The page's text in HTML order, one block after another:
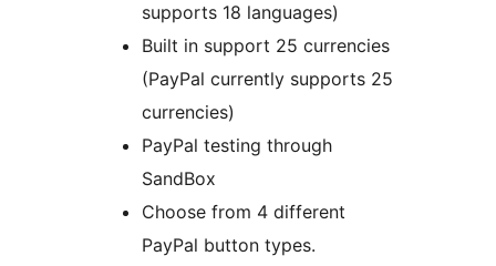
supports 18 languages)
Built in support 25 currencies
(PayPal currently supports 25
currencies)
PayPal testing through
SandBox
Choose from 4 different
PayPal button types.